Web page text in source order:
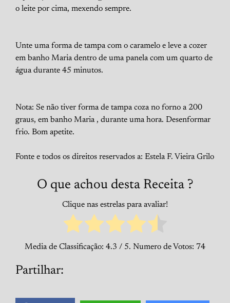
o leite por cima, mexendo sempre.
Unte uma forma de tampa com o caramelo e leve a cozer
em banho Maria dentro de uma panela com um quarto de
água durante 45 minutos.
Nota: Se não tiver forma de tampa coza no forno a 200
graus, em banho Maria , durante uma hora. Desenformar
frio. Bom apetite.
Fonte e todos os direitos reservados a: Estela F. Vieira Grilo
O que achou desta Receita ?
Clique nas estrelas para avaliar!
Media de Classificação: 4.3 / 5. Numero de Votos: 74
Partilhar: